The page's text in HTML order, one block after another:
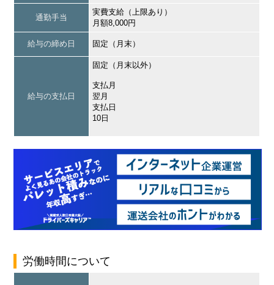
通勤手当
実費支給（上限あり）
月額8,000円
給与の締め日 固定（月末）
給与の支払日
固定（月末以外）
支払月
翌月
支払日
10日
労働時間について